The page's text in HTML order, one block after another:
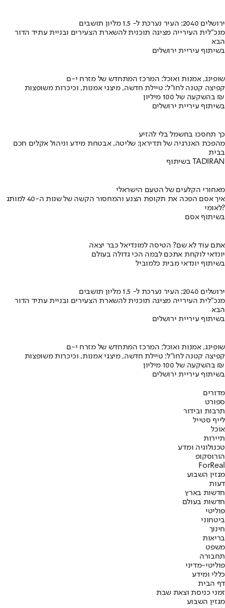
ירושלים 2040: העיר נערכת ל- 1.5 מליון תושבים
מנכ"לית העירייה מציגה תוכנית להשארת הצעירים ובניית עתיד הדור
הבא
בשיתוף עיריית ירושלים
שופינג, אמנות ואוכל: המרכז המתחדש של מזרח י-ם
קפיצה קטנה לחו"ל: טיילת חדשה, מיצגי אמנות, וכיכרות משופצות
בהשקעה של 100 מיליון ₪
בשיתוף עיריית ירושלים
כך תחסכו בחשמל בלי להזיע
מהפכת האנרגיה של תדיראן: שליטה, אבטחת מידע וניהול אקלים חכם
בבית
בשיתוף TADIRAN
מאחורי הקלעים של הטעם הישראלי
איך אסם הפכה את תקופת הצנע והמחסור הקשה של שנות ה-40 למותג
לאומי?
בשיתוף אסם
אתם עוד לא שם? הטיסה למונדיאל כבר יצאה
יונדאי לוקחת אתכם לבמה הכי גדולה בעולם
בשיתוף יונדאי מבית כלמוביל
ירושלים 2040: העיר נערכת ל- 1.5 מליון תושבים
מנכ"לית העירייה מציגה תוכנית להשארת הצעירים ובניית עתיד הדור
הבא
בשיתוף עיריית ירושלים
שופינג, אמנות ואוכל: המרכז המתחדש של מזרח י-ם
קפיצה קטנה לחו"ל: טיילת חדשה, מיצגי אמנות, וכיכרות משופצות
בהשקעה של 100 מיליון ₪
בשיתוף עיריית ירושלים
מדורים
ספורט
תרבות ובידור
לייף סטייל
אוכל
תיירות
טכנולוגיה ומדע
הורוסקופ
ForReal
מגזין השבוע
דעות
חדשות בארץ
חדשות בעולם
פוליטי
ביטחוני
חינוך
בריאות
משפט
תחבורה
פוליטי-מדיני
כללי ומידע
דף הבית
זמני כניסת וצאת שבת
מגזין השבוע